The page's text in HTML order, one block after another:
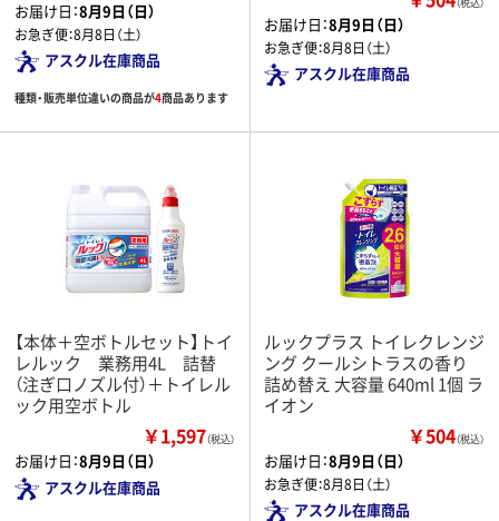
お届け日：8月9日（日）
お急ぎ便：8月8日（土）
アスクル在庫商品
種類・販売単位違いの商品が4商品あります
お届け日：8月9日（日）
お急ぎ便：8月8日（土）
アスクル在庫商品
【本体＋空ボトルセット】トイ
レルック 業務用4L 詰替
（注ぎ口ノズル付）＋トイレル
ック用空ボトル
￥1,597（税込）
お届け日：8月9日（日）
アスクル在庫商品
ルックプラス トイレクレンジ
ング クールシトラスの香り
詰め替え 大容量 640ml 1個 ラ
イオン
￥504（税込）
お届け日：8月9日（日）
お急ぎ便：8月8日（土）
アスクル在庫商品